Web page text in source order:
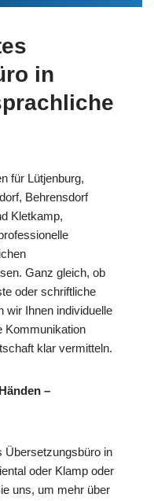
in
für Lütjenburg,
Behrensdorf
Kletkamp,
Ganz gleich, ob
oder schriftliche
wir Ihnen individuelle
Kommunikation
klar vermitteln.
–
Übersetzungsbüro in
oder Klamp oder
uns, um mehr über